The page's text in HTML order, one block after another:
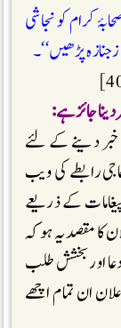
کرام کو نجاشی
پڑھیں‘‘۔
جائز ہے:
دینے کے لئے
رابطے کی ویب
کے ذریعے
کا مقصد یہ ہو کہ
اور بخشش طلب
ان تمام اچھے